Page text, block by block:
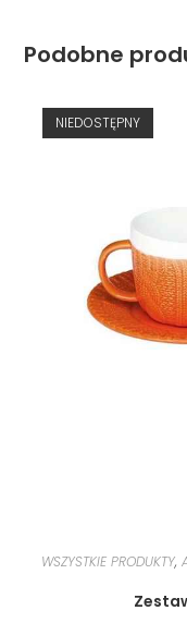
Podobne
NIEDOSTĘPNY
WSZYSTKIE PRODUKTY,